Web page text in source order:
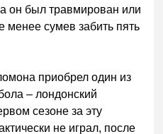
он был травмирован или
менее сумев забить пять
приобрел один из
– лондонский
сезоне за эту
не играл, после